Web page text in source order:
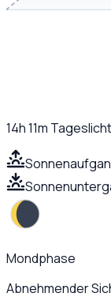
14h 11m
Mondphase
Abnehmender